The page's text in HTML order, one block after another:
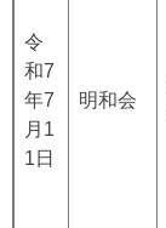
令
和7
年7
月1
1日
明和会